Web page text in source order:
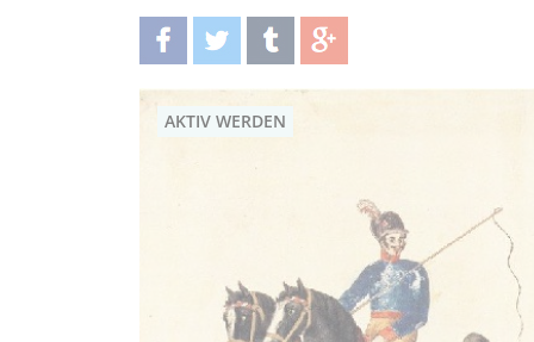
teilentwittern teilen teilen
AKTIV WERDEN